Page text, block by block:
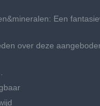
Een
over deze